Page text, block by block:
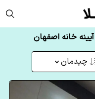
آیینه خانه اصفهان
چیدمان